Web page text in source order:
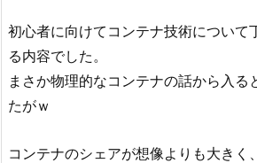
初心者に向けてコンテナ技術について
る内容でした。
まさか物理的なコンテナの話から入る
たがｗ
コンテナのシェアが想像よりも大きく